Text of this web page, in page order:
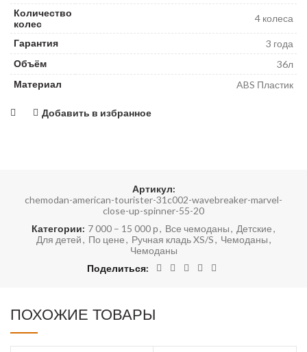
Количество
колес
4 колеса
Гарантия
3 года
Объём
36л
Материал
ABS Пластик
Добавить в избранное
Артикул:
chemodan-american-tourister-31c002-wavebreaker-marvel-
close-up-spinner-55-20
Категории: 7 000 – 15 000 р, Все чемоданы, Детские,
Для детей, По цене, Ручная кладь XS/S, Чемоданы,
Чемоданы
Поделиться
ПОХОЖИЕ ТОВАРЫ